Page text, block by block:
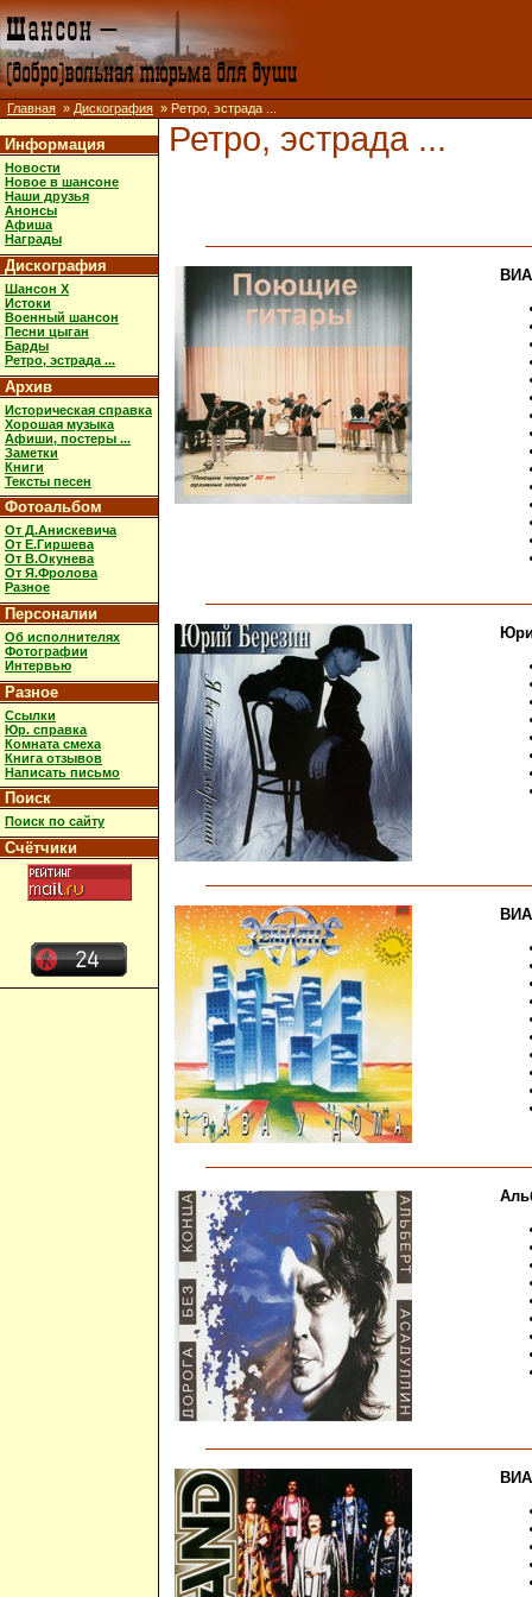
Главная » Дискография » Ретро, эстрада ...
Информация
Новости
Новое в шансоне
Наши друзья
Анонсы
Афиша
Награды
Дискография
Шансон X
Истоки
Военный шансон
Песни цыган
Барды
Ретро, эстрада ...
Архив
Историческая справка
Хорошая музыка
Афиши, постеры ...
Заметки
Книги
Тексты песен
Фотоальбом
От Д.Анискевича
От Е.Гиршева
От В.Окунева
От Я.Фролова
Разное
Персоналии
Об исполнителях
Фотографии
Интервью
Разное
Ссылки
Юр. справка
Комната смеха
Книга отзывов
Написать письмо
Поиск
Поиск по сайту
Счётчики
Ретро, эстрада ...